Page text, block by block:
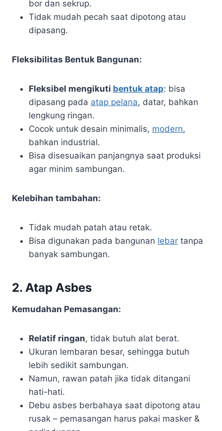
bor dan sekrup.
Tidak mudah pecah saat dipotong atau
dipasang.
Fleksibilitas Bentuk Bangunan:
Fleksibel mengikuti bentuk atap: bisa
dipasang pada atap pelana, datar, bahkan
lengkung ringan.
Cocok untuk desain minimalis, modern,
bahkan industrial.
Bisa disesuaikan panjangnya saat produksi
agar minim sambungan.
Kelebihan tambahan:
Tidak mudah patah atau retak.
Bisa digunakan pada bangunan lebar tanpa
banyak sambungan.
2. Atap Asbes
Kemudahan Pemasangan:
Relatif ringan, tidak butuh alat berat.
Ukuran lembaran besar, sehingga butuh
lebih sedikit sambungan.
Namun, rawan patah jika tidak ditangani
hati-hati.
Debu asbes berbahaya saat dipotong atau
rusak – pemasangan harus pakai masker &